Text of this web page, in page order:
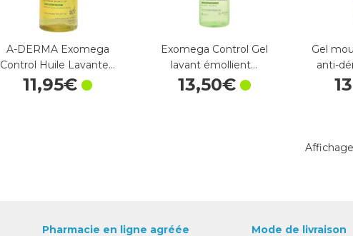
A-DERMA Exomega
Control Huile Lavante…
11,95€
Exomega Control Gel
lavant émollient…
13,50€
Gel
anti-
13
Pharmacie en ligne agréée Mode de livraison